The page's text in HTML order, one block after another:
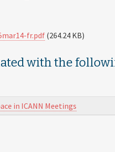
fr.pdf(264.24 KB)
with the
in ICANN Meetings